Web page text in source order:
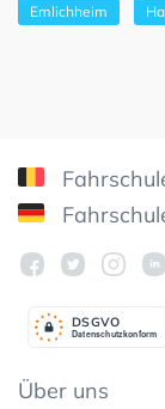
Emlichheim
Datenschutzkonform
DSGVO
Über uns